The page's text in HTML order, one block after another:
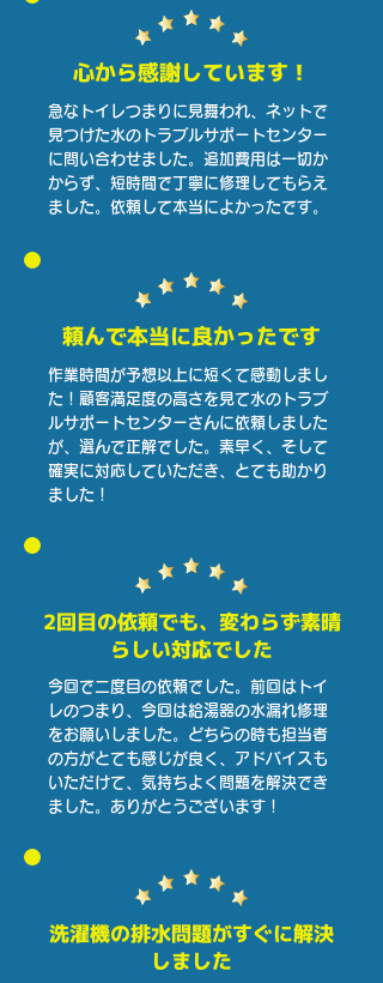
心から感謝しています！
急なトイレつまりに見舞われ、ネットで
見つけた水のトラブルサポートセンター
に問い合わせました。追加費用は一切か
からず、短時間で丁寧に修理してもらえ
ました。依頼して本当によかったです。
頼んで本当に良かったです
作業時間が予想以上に短くて感動しまし
た！顧客満足度の高さを見て水のトラブ
ルサポートセンターさんに依頼しました
が、選んで正解でした。素早く、そして
確実に対応していただき、とても助かり
ました！
2回目の依頼でも、変わらず素晴
らしい対応でした
今回で二度目の依頼でした。前回はトイ
レのつまり、今回は給湯器の水漏れ修理
をお願いしました。どちらの時も担当者
の方がとても感じが良く、アドバイスも
いただけて、気持ちよく問題を解決でき
ました。ありがとうございます！
洗濯機の排水問題がすぐに解決
しました